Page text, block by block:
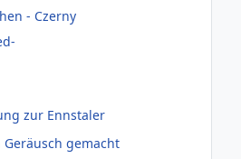
- Czerny
zur Ennstaler
gemacht